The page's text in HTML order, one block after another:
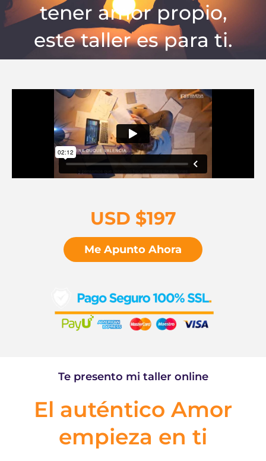
tener amor propio,
este taller es para ti.
USD $197
Me Apunto Ahora
Te presento mi taller online
El auténtico Amor
empieza en ti